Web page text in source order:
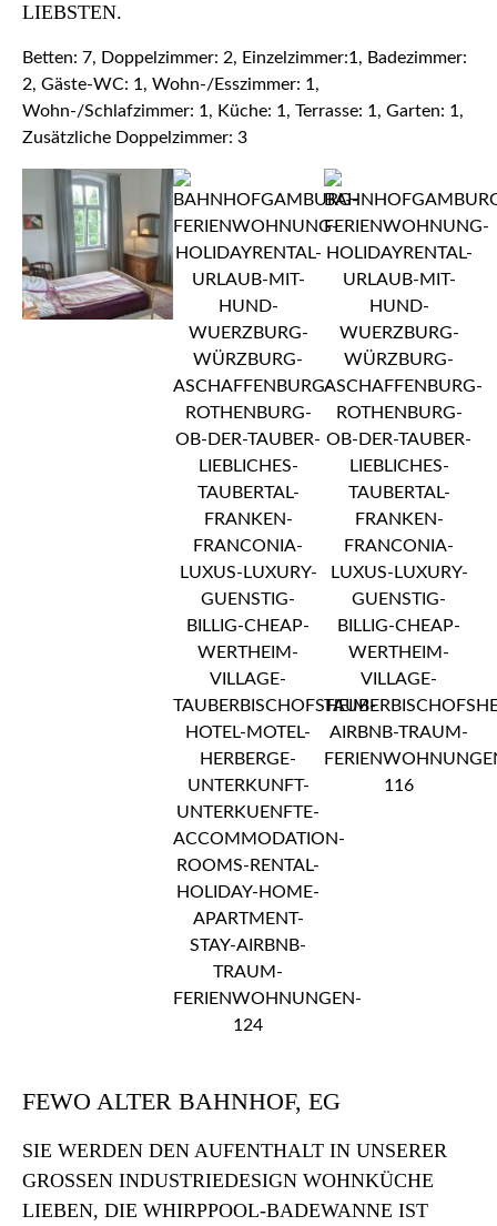
IEBSTEN.
Betten: 7, Doppelzimmer: 2, Einzelzimmer:1, Badezimmer:
2, Gäste-WC: 1, Wohn-/Esszimmer: 1,
Wohn-/Schlafzimmer: 1, Küche: 1, Terrasse: 1, Garten: 1,
Zusätzliche Doppelzimmer: 3
FEWO ALTER BAHNHOF, EG
SIE WERDEN DEN AUFENTHALT IN UNSERER
GROSSEN INDUSTRIEDESIGN WOHNKÜCHE L
IEBEN, DIE WHIRPPOOL-BADEWANNE IST G